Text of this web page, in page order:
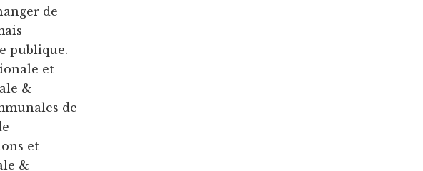
de
publique.
et
&
de
et
&